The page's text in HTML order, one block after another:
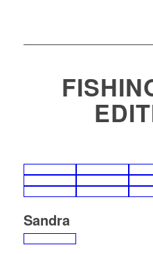
Sandra